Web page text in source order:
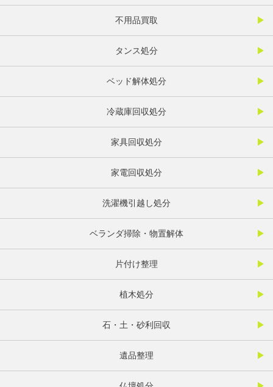
不用品買取
タンス処分
ベッド解体処分
冷蔵庫回収処分
家具回収処分
家電回収処分
洗濯機引越し処分
ベランダ掃除・物置解体
片付け整理
植木処分
石・土・砂利回収
遺品整理